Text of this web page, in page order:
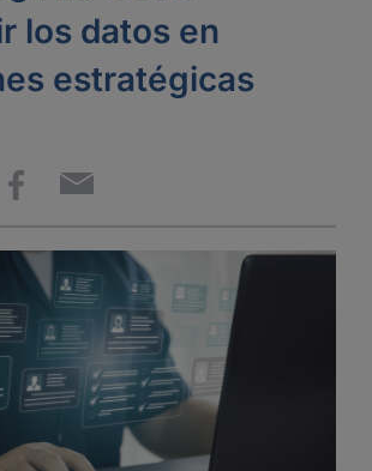
los datos en
estratégicas